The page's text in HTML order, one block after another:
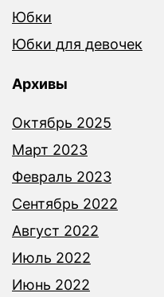
Юбки
Юбки для девочек
Архивы
Октябрь 2025
Март 2023
Февраль 2023
Сентябрь 2022
Август 2022
Июль 2022
Июнь 2022